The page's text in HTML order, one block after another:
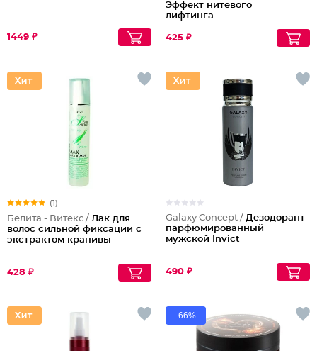
1449 ₽
Эффект нитевого
лифтинга
425 ₽
(1)
Белита - Витекс / Лак для
волос сильной фиксации с
экстрактом крапивы
428 ₽
Galaxy Concept / Дезодорант
парфюмированный
мужской Invict
490 ₽
-66%